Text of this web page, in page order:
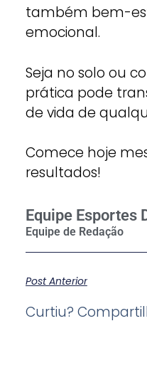
também bem-
emocional.
Seja no solo ou
prática pode
de vida de
Comece hoje
resultados!
Equipe Esportes
Post Anterior
Curtiu?